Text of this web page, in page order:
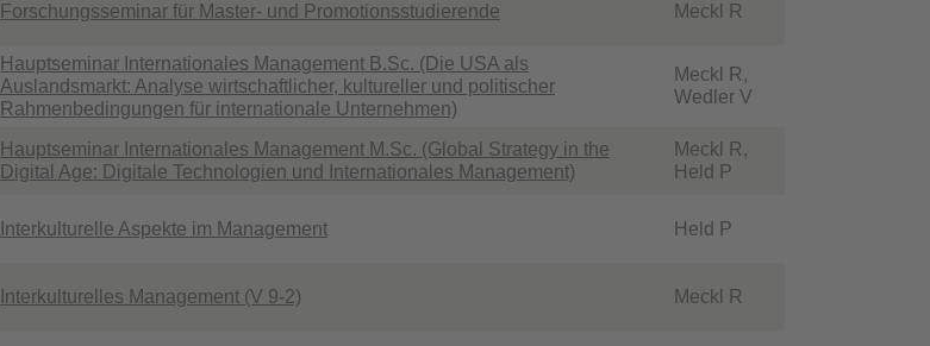
Forschungsseminar für Master- und Promotionsstudierende Meckl R
Hauptseminar Internationales Management B.Sc. (Die USA als
Auslandsmarkt: Analyse wirtschaftlicher, kultureller und politischer
Rahmenbedingungen für internationale Unternehmen)
Meckl R,
Wedler V
Hauptseminar Internationales Management M.Sc. (Global Strategy in the
Digital Age: Digitale Technologien und Internationales Management)
Meckl R,
Held P
Interkulturelle Aspekte im Management Held P
Interkulturelles Management (V 9-2) Meckl R